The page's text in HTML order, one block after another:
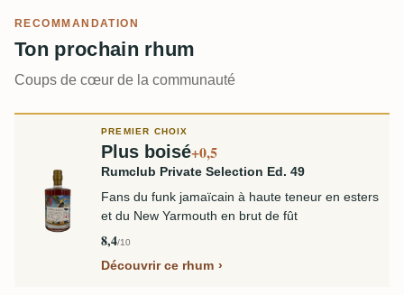
RECOMMANDATION
Ton prochain rhum
Coups de cœur de la communauté
PREMIER CHOIX
Plus boisé+0,5
Rumclub Private Selection Ed. 49
Fans du funk jamaïcain à haute teneur en esters
et du New Yarmouth en brut de fût
8,4/10
Découvrir ce rhum